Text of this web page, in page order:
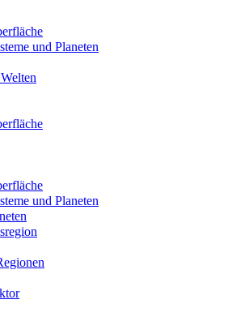
und Planeten
und Planeten